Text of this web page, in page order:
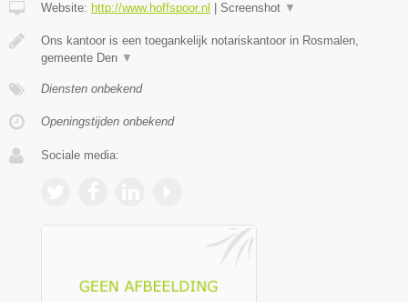
Website: http://www.hoffspoor.nl Screenshot ▼
Ons kantoor is een toegankelijk notariskantoor in Rosmalen,
gemeente Den ▼
Diensten onbekend
Openingstijden onbekend
Sociale media: